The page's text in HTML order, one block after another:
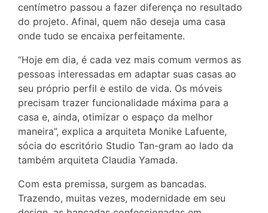
centímetro passou a fazer diferença no resultado
do projeto. Afinal, quem não deseja uma casa
onde tudo se encaixa perfeitamente.
“Hoje em dia, é cada vez mais comum vermos as
pessoas interessadas em adaptar suas casas ao
seu próprio perfil e estilo de vida. Os móveis
precisam trazer funcionalidade máxima para a
casa e, ainda, otimizar o espaço da melhor
maneira”, explica a arquiteta Monike Lafuente,
sócia do escritório Studio Tan-gram ao lado da
também arquiteta Claudia Yamada.
Com esta premissa, surgem as bancadas.
Trazendo, muitas vezes, modernidade em seu